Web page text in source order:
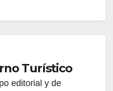
Turístico
editorial y de